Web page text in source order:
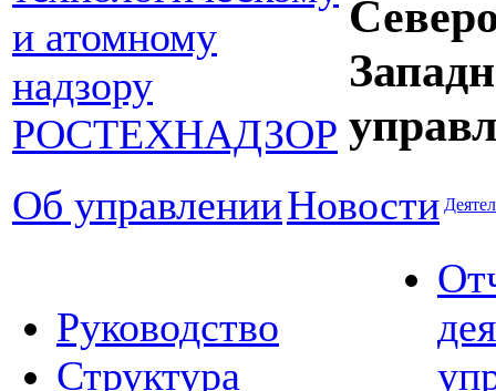
Об управленииНовости
Руководство
Структура